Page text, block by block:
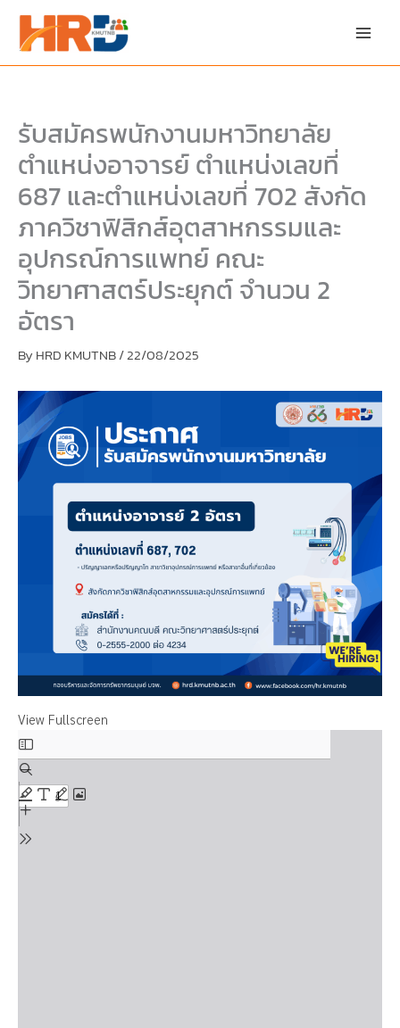
content
รับสมัครพนักงานมหาวิทยาลัย
ตำแหน่งอาจารย์ ตำแหน่งเลขที่
687 และตำแหน่งเลขที่ 702 สังกัด
ภาควิชาฟิสิกส์อุตสาหกรรมและ
อุปกรณ์การแพทย์ คณะ
วิทยาศาสตร์ประยุกต์ จำนวน 2
อัตรา
By HRD KMUTNB/22/08/2025
View Fullscreen
PDF